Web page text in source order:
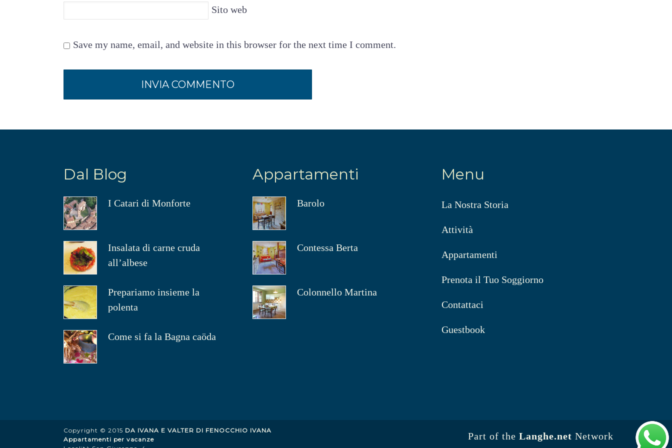
Sito web
Save my name, email, and website in this browser for the next time I comment.
Dal Blog
I Catari di Monforte
Insalata di carne cruda
all’albese
Prepariamo insieme la
polenta
Come si fa la Bagna caöda
Appartamenti
Barolo
Contessa Berta
Colonnello Martina
Menu
La Nostra Storia
Attività
Appartamenti
Prenota il Tuo Soggiorno
Contattaci
Guestbook
Part of the Langhe.net Network
Copyright © 2015 DA IVANA E VALTER DI FENOCCHIO IVANA
Appartamenti per vacanze